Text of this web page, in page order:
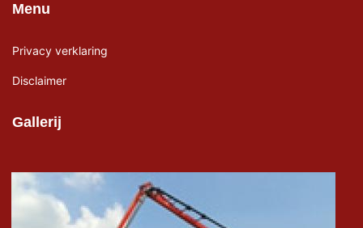
Menu
Privacy verklaring
Disclaimer
Gallerij